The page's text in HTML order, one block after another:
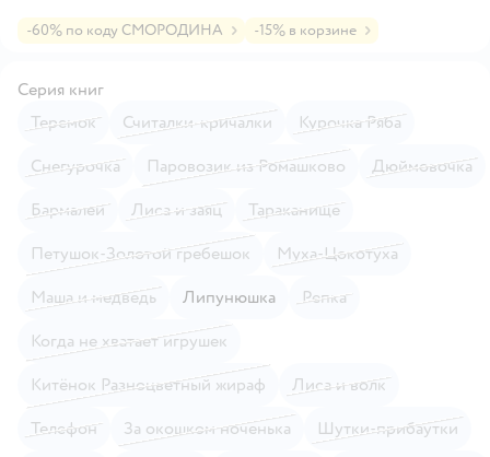
-60% по коду СМОРОДИНА -15% в корзине
Серия книг
Теремок
Считалки-кричалки
Курочка Ряба
Снегурочка
Паровозик из Ромашково
Дюймовочка
Бармалей
Лиса и заяц
Тараканище
Петушок-Золотой гребешок
Муха-Цокотуха
Маша и медведь
Липунюшка
Репка
Когда не хватает игрушек
Китёнок Разноцветный жираф
Лиса и волк
Телефон
За окошком ноченька
Шутки-прибаутки